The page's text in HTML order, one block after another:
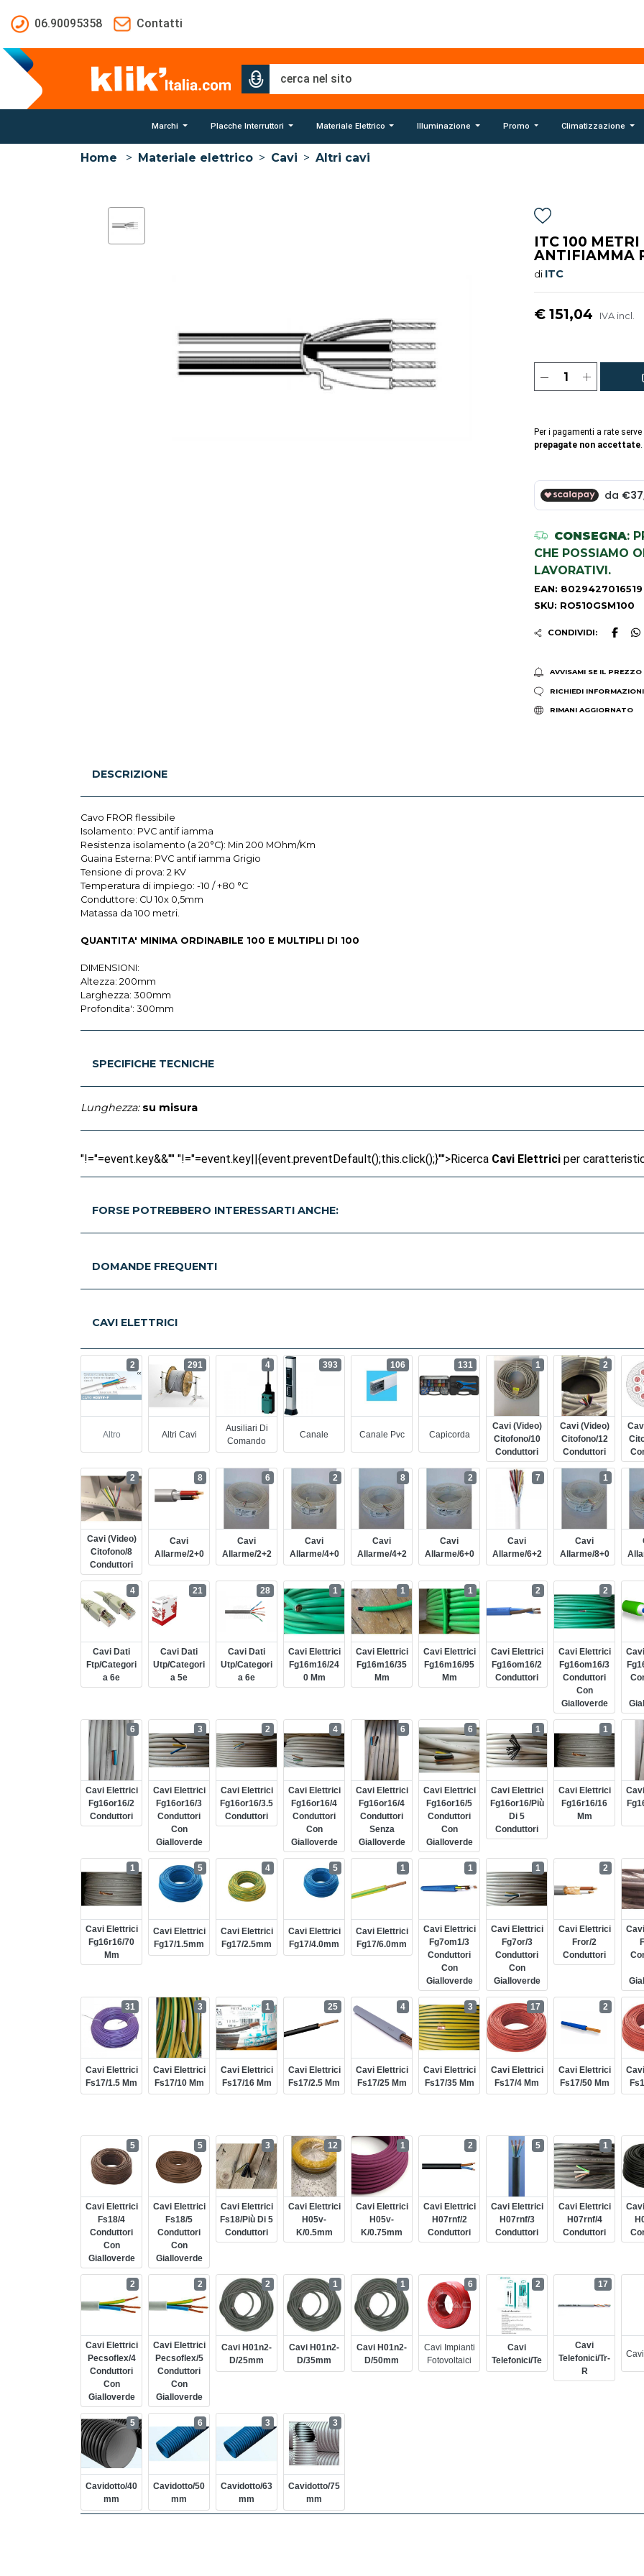
06.90095358
Contatti
Marchi Placche Interruttori Materiale Elettrico Illuminazione Promo Climatizzazione
Home > Materiale elettrico > Cavi > Altri cavi
ITC 100
ANTIFIAMMA
di ITC
€ 151,04 IVA incl.
Per i pagamenti a rate serve
prepagate non accettate.
CONSEGNA:
CHE POSSIAMO
LAVORATIVI.
EAN: 8029427016519
SKU: RO510GSM100
CONDIVIDI:
AVVISAMI SE IL PREZZO
RICHIEDI INFORMAZIONI
RIMANI AGGIORNATO
DESCRIZIONE
Cavo FROR flessibile
Isolamento: PVC antif iamma
Resistenza isolamento (a 20°C): Min 200 MOhm/Km
Guaina Esterna: PVC antif iamma Grigio
Tensione di prova: 2 KV
Temperatura di impiego: -10 / +80 °C
Conduttore: CU 10x 0,5mm
Matassa da 100 metri.
QUANTITA' MINIMA ORDINABILE 100 E MULTIPLI DI 100
DIMENSIONI:
Altezza: 200mm
Larghezza: 300mm
Profondita': 300mm
SPECIFICHE TECNICHE
Lunghezza: su misura
"!="=event.key&&"" "!="=event.key||{event.preventDefault();this.click();}"">Ricerca Cavi Elettrici per
FORSE POTREBBERO INTERESSARTI ANCHE:
DOMANDE FREQUENTI
CAVI ELETTRICI
Altro
2
Altri Cavi
291
Ausiliari Di
Comando
4
Canale
393
Canale Pvc
106
Capicorda
131
Cavi (video)
Citofono/10
Conduttori
1
Cavi (video)
Citofono/12
Conduttori
2
Cavi (video)
Citofono/8
Conduttori
2
Cavi
Allarme/2+0
8
Cavi
Allarme/2+2
6
Cavi
Allarme/4+0
2
Cavi
Allarme/4+2
8
Cavi
Allarme/6+0
2
Cavi
Allarme/6+2
7
Cavi
Allarme/8+0
1
Cavi Dati
Ftp/categori
A 6e
4
Cavi Dati
Utp/categori
A 5e
21
Cavi Dati
Utp/categori
A 6e
28
Cavi Elettrici
Fg16m16/24
0 Mm
1
Cavi Elettrici
Fg16m16/35
Mm
1
Cavi Elettrici
Fg16m16/95
Mm
1
Cavi Elettrici
Fg16om16/2
Conduttori
2
Cavi Elettrici
Fg16om16/3
Conduttori
Con
Gialloverde
2
Cavi Elettrici
Fg16or16/2
Conduttori
6
Cavi Elettrici
Fg16or16/3
Conduttori
Con
Gialloverde
3
Cavi Elettrici
Fg16or16/3.5
Conduttori
2
Cavi Elettrici
Fg16or16/4
Conduttori
Con
Gialloverde
4
Cavi Elettrici
Fg16or16/4
Conduttori
Senza
Gialloverde
6
Cavi Elettrici
Fg16or16/5
Conduttori
Con
Gialloverde
6
Cavi Elettrici
Fg16or16/più
Di 5
Conduttori
1
Cavi Elettrici
Fg16r16/16
Mm
1
Cavi Elettrici
Fg16r16/70
Mm
1
Cavi Elettrici
Fg17/1.5mm
5
Cavi Elettrici
Fg17/2.5mm
4
Cavi Elettrici
Fg17/4.0mm
5
Cavi Elettrici
Fg17/6.0mm
1
Cavi Elettrici
Fg7om1/3
Conduttori
Con
Gialloverde
1
Cavi Elettrici
Fg7or/3
Conduttori
Con
Gialloverde
1
Cavi Elettrici
Fror/2
Conduttori
2
Cavi Elettrici
Fs17/1.5 Mm
31
Cavi Elettrici
Fs17/10 Mm
3
Cavi Elettrici
Fs17/16 Mm
1
Cavi Elettrici
Fs17/2.5 Mm
25
Cavi Elettrici
Fs17/25 Mm
4
Cavi Elettrici
Fs17/35 Mm
3
Cavi Elettrici
Fs17/4 Mm
17
Cavi Elettrici
Fs17/50 Mm
2
Cavi Elettrici
Fs18/4
Conduttori
Con
Gialloverde
5
Cavi Elettrici
Fs18/5
Conduttori
Con
Gialloverde
5
Cavi Elettrici
Fs18/più Di 5
Conduttori
3
Cavi Elettrici
H05v-
K/0.5mm
12
Cavi Elettrici
H05v-
K/0.75mm
1
Cavi Elettrici
H07rnf/2
Conduttori
2
Cavi Elettrici
H07rnf/3
Conduttori
5
Cavi Elettrici
H07rnf/4
Conduttori
1
Cavi Elettrici
Pecsoflex/4
Conduttori
Con
Gialloverde
2
Cavi Elettrici
Pecsoflex/5
Conduttori
Con
Gialloverde
2
Cavi H01n2-
D/25mm
2
Cavi H01n2-
D/35mm
1
Cavi H01n2-
D/50mm
1
Cavi Impianti
Fotovoltaici
6
Cavi
Telefonici/te
2
Cavi
Telefonici/tr-
R
17
Cavidotto/40
Mm
5
Cavidotto/50
Mm
6
Cavidotto/63
Mm
3
Cavidotto/75
Mm
3